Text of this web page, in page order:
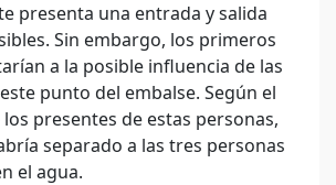
presenta una entrada y salida
Sin embargo, los primeros
a la posible influencia de las
punto del embalse. Según el
presentes de estas personas,
separado a las tres personas
el agua.